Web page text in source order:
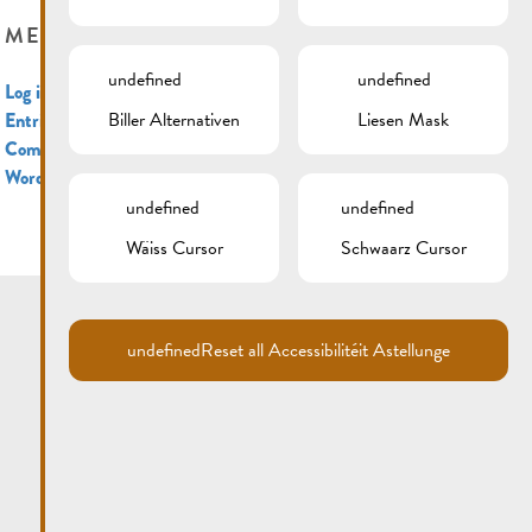
META
Log in
Entries feed
Comments feed
WordPress.org
undefined
Biller Alternativen
undefined
Liesen Mask
undefined
Wäiss Cursor
undefined
Schwaarz Cursor
undefinedReset all Accessibilitéit Astellunge